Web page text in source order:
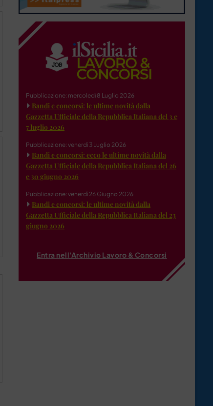
Pubblicazione: mercoledì 8 Luglio 2026
Bandi e concorsi: le ultime novità dalla
Gazzetta Ufficiale della Repubblica Italiana del 3 e
7 luglio 2026
Pubblicazione: venerdì 3 Luglio 2026
Bandi e concorsi: ecco le ultime novità dalla
Gazzetta Ufficiale della Repubblica Italiana del 26
e 30 giugno 2026
Pubblicazione: venerdì 26 Giugno 2026
Bandi e concorsi: le ultime novità dalla
Gazzetta Ufficiale della Repubblica Italiana del 23
giugno 2026
Entra nell'Archivio Lavoro & Concorsi